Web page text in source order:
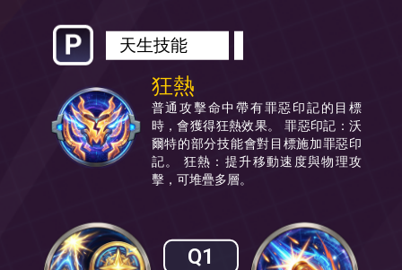
天生技能
狂熱
普通攻擊命中帶有罪惡印記的目標
時，會獲得狂熱效果。 罪惡印記：沃
爾特的部分技能會對目標施加罪惡印
記。 狂熱：提升移動速度與物理攻
擊，可堆疊多層。
Q1